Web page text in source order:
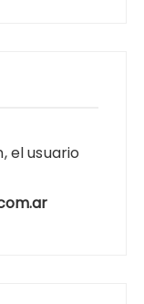
el usuario